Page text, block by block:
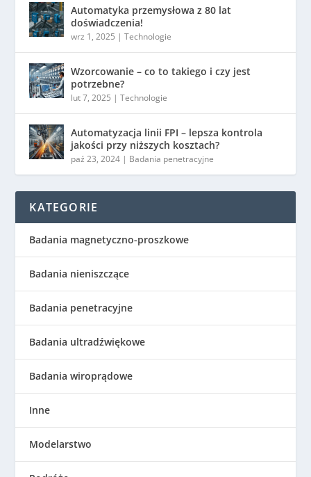
Automatyka przemysłowa z 80 lat
doświadczenia!
wrz 1, 2025 |Technologie
Wzorcowanie – co to takiego i czy jest
potrzebne?
lut 7, 2025 |Technologie
Automatyzacja linii FPI – lepsza kontrola
jakości przy niższych kosztach?
paź 23, 2024 | Badania penetracyjne
KATEGORIE
Badania magnetyczno-proszkowe
Badania nieniszczące
Badania penetracyjne
Badania ultradźwiękowe
Badania wiroprądowe
Inne
Modelarstwo